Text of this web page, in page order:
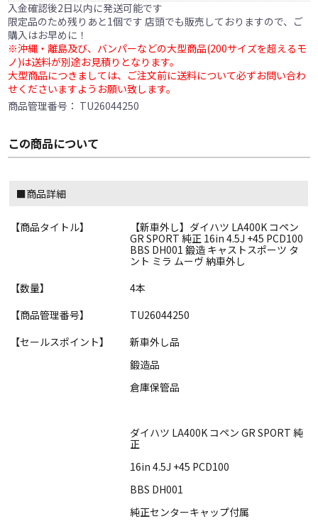
入金確認後2日以内に発送可能です
限定品のため残りあと1個です 店頭でも販売しておりますので、ご
購入はお早めに！
※沖縄・離島及び、バンパーなどの大型商品(200サイズを超えるモ
ノ)は送料が別途お見積りとなります。
大型商品につきましては、ご注文前に送料について必ずお問い合わ
せくださいますようお願い致します。
商品管理番号： TU26044250
この商品について
■商品詳細
【商品タイトル】
【新車外し】ダイハツ LA400K コペン
GR SPORT 純正 16in 4.5J +45 PCD100
BBS DH001 鍛造 キャストスポーツ タ
ント ミラ ムーヴ 納車外し
【数量】
4本
【商品管理番号】
TU26044250
【セールスポイント】
新車外し品
鍛造品
倉庫保管品
ダイハツ LA400K コペン GR SPORT 純
正
16in 4.5J +45 PCD100
BBS DH001
純正センターキャップ付属